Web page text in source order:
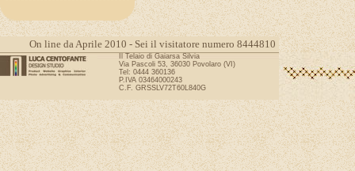
On line da Aprile 2010 - Sei il visitatore numero 8444810
Il Telaio di Gaiarsa Silvia
Via Pascoli 53, 36030 Povolaro (VI)
Tel: 0444 360136
P.IVA 03464000243
C.F. GRSSLV72T60L840G